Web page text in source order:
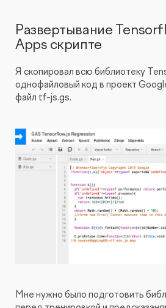
Развертывание
Apps скрипте
Я скопировал всю библиотеку
однофайловый код в проект
файл tf-js.gs.
Мне нужно было подготовить